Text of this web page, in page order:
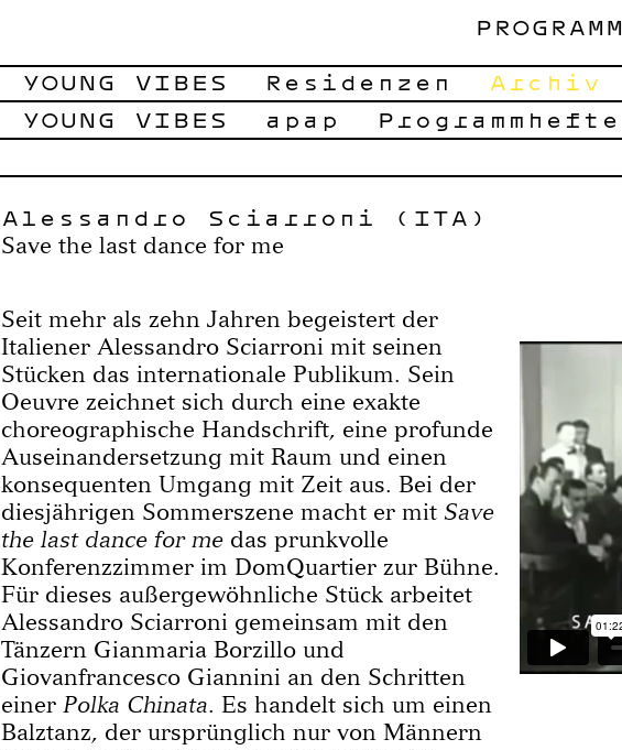
PROGRAMM
YOUNG VIBES Residenzen
Archiv
YOUNG VIBES apap Programmhefte
Alessandro Sciarroni (ITA)
Save the last dance for me
Seit mehr als zehn Jahren begeistert der
Italiener Alessandro Sciarroni mit seinen
Stücken das interna­tionale Publikum. Sein
Oeuvre zeichnet sich durch eine exakte
choreographische Handschrift, eine profunde
Auseinandersetzung mit Raum und einen
konsequenten Umgang mit Zeit aus. Bei der
diesjährigen Sommersze­ne macht er mit Save
the last dance for medas prunk­volle
Konferenzzimmer im DomQuartier zur Bühne.
Für dieses außergewöhnliche Stück arbeitet
Alessandro Sciarroni gemeinsam mit den
Tänzern Gianmaria Bor­zillo und
Giovanfrancesco Giannini an den Schritten
einer Polka Chinata. Es handelt sich um einen
Balztanz, der ursprünglich nur von Männern